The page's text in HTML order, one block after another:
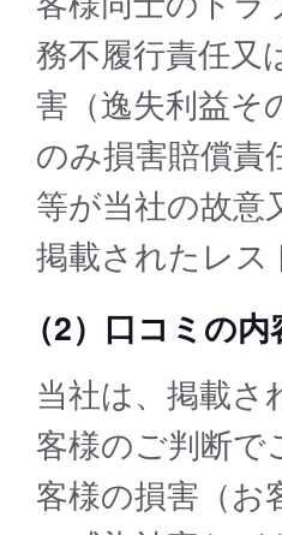
務不履行責任又
害（逸失利益そ
のみ損害賠償
等が当社の故
掲載されたレ
（2）口コミの内
当社は、掲載
客様のご判断
客様の損害（